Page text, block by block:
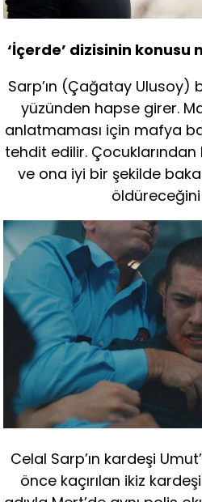
‘İçerde’ dizisinin konusu
Sarp’ın (Çağatay Ulusoy)
yüzünden hapse girer.
anlatmaması için mafya
tehdit edilir. Çocuklarından
ve ona iyi bir şekilde
Celal Sarp’ın kardeşi
önce kaçırılan ikiz